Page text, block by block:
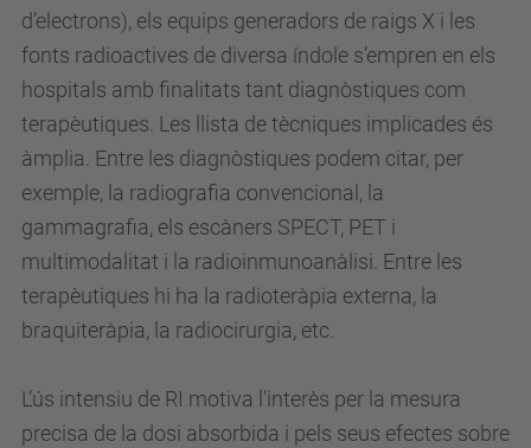
d’electrons), els equips generadors de raigs X i les
fonts radioactives de diversa índole s’empren en els
hospitals amb finalitats tant diagnòstiques com
terapèutiques. Les llista de tècniques implicades és
àmplia. Entre les diagnòstiques podem citar, per
exemple, la radiografia convencional, la
gammagrafia, els escàners SPECT, PET i
multimodalitat i la radioinmunoanàlisi. Entre les
terapèutiques hi ha la radioteràpia externa, la
braquiteràpia, la radiocirurgia, etc.
L’ús intensiu de RI motiva l’interès per la mesura
precisa de la dosi absorbida i pels seus efectes sobre